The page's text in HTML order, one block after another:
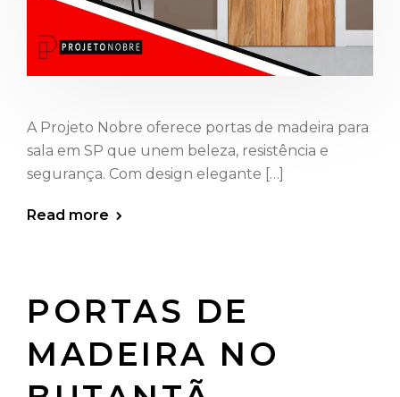
A Projeto Nobre oferece portas de madeira para
sala em SP que unem beleza, resistência e
segurança. Com design elegante […]
Read more
PORTAS DE
MADEIRA NO